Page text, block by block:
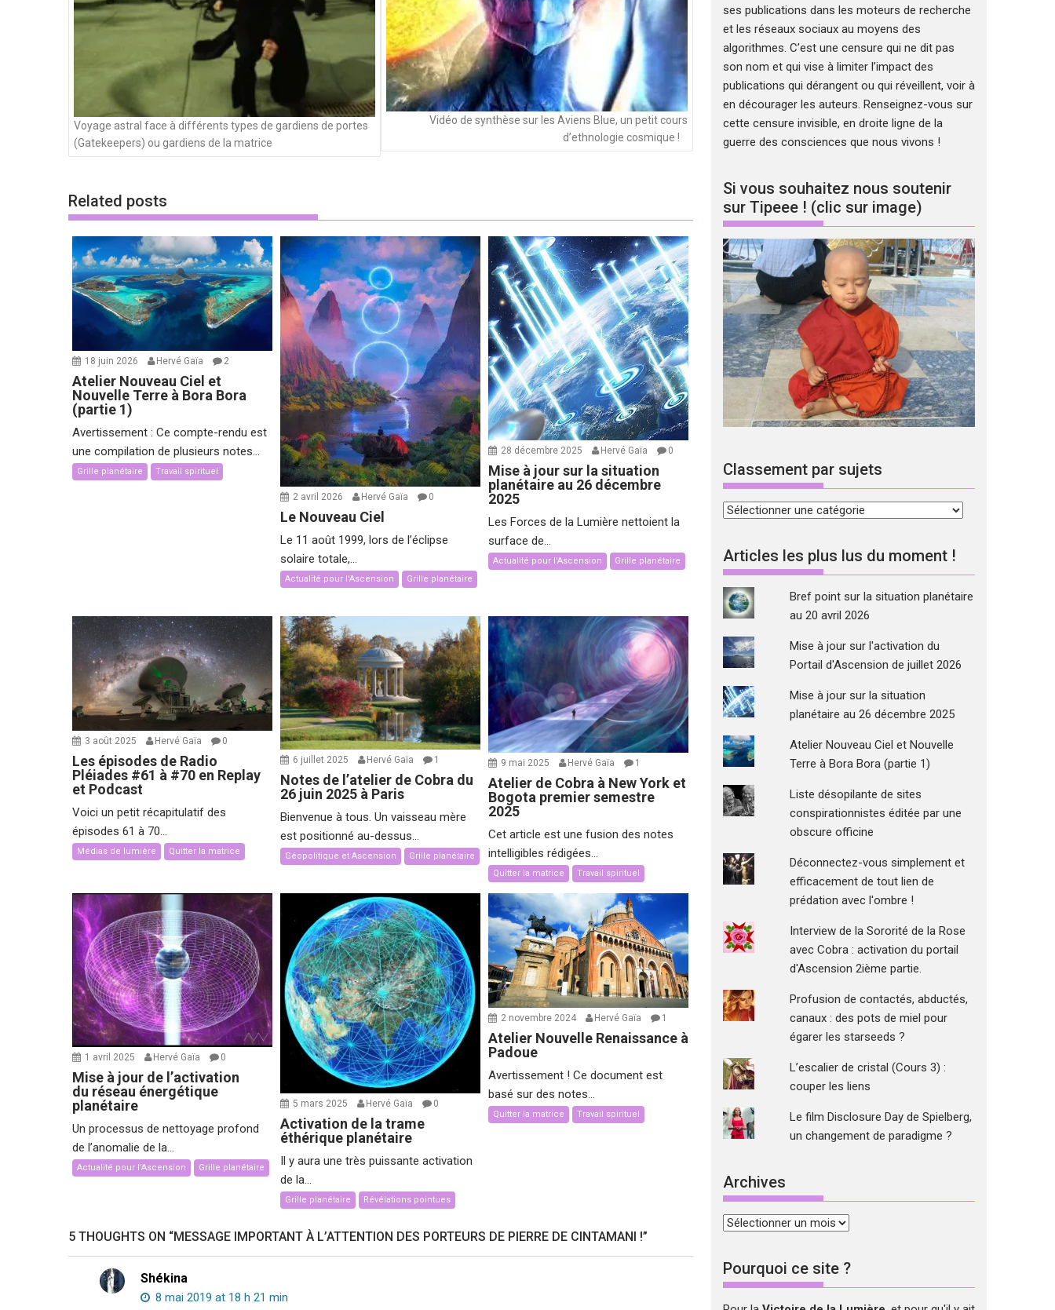
Voyage astral face à différents types de gardiens de portes
(Gatekeepers) ou gardiens de la matrice
Vidéo de synthèse sur les Aviens Blue, un petit cours
d’ethnologie cosmique !
Related posts
18 juin 2026 Hervé Gaïa 2
Atelier Nouveau Ciel et
Nouvelle Terre à Bora Bora
(partie 1)
Avertissement : Ce compte-rendu est
une compilation de plusieurs notes...
Grille planétaire Travail spirituel
2 avril 2026 Hervé Gaïa 0
Le Nouveau Ciel
Le 11 août 1999, lors de l’éclipse
solaire totale,...
Actualité pour l'Ascension Grille planétaire
28 décembre 2025 Hervé Gaïa 0
Mise à jour sur la situation
planétaire au 26 décembre
2025
Les Forces de la Lumière nettoient la
surface de...
Actualité pour l'Ascension Grille planétaire
3 août 2025 Hervé Gaïa 0
Les épisodes de Radio
Pléiades #61 à #70 en Replay
et Podcast
Voici un petit récapitulatif des
épisodes 61 à 70...
Médias de lumière Quitter la matrice
6 juillet 2025 Hervé Gaïa 1
Notes de l’atelier de Cobra du
26 juin 2025 à Paris
Bienvenue à tous. Un vaisseau mère
est positionné au-dessus...
Géopolitique et Ascension Grille planétaire
9 mai 2025 Hervé Gaïa 1
Atelier de Cobra à New York et
Bogota premier semestre
2025
Cet article est une fusion des notes
intelligibles rédigées...
Quitter la matrice Travail spirituel
1 avril 2025 Hervé Gaïa 0
Mise à jour de l’activation
du réseau énergétique
planétaire
Un processus de nettoyage profond
de l’anomalie de la...
Actualité pour l'Ascension Grille planétaire
5 mars 2025 Hervé Gaïa 0
Activation de la trame
éthérique planétaire
Il y aura une très puissante activation
de la...
Grille planétaire Révélations pointues
2 novembre 2024 Hervé Gaïa 1
Atelier Nouvelle Renaissance à
Padoue
Avertissement ! Ce document est
basé sur des notes...
Quitter la matrice Travail spirituel
5 THOUGHTS ON “MESSAGE IMPORTANT À L’ATTENTION DES PORTEURS DE PIERRE DE CINTAMANI !”
Shékina
8 mai 2019 at 18 h 21 min
ses publications dans les moteurs de recherche
et les réseaux sociaux au moyens des
algorithmes. C’est une censure qui ne dit pas
son nom et qui vise à limiter l’impact des
publications qui dérangent ou qui réveillent, voir à
en décourager les auteurs. Renseignez-vous sur
cette censure invisible, en droite ligne de la
guerre des consciences que nous vivons !
Si vous souhaitez nous soutenir
sur Tipeee ! (clic sur image)
Classement par sujets
Classement
sujets
Articles les plus lus du moment !
Bref point sur la situation planétaire
au 20 avril 2026
Mise à jour sur l'activation du
Portail d'Ascension de juillet 2026
Mise à jour sur la situation
planétaire au 26 décembre 2025
Atelier Nouveau Ciel et Nouvelle
Terre à Bora Bora (partie 1)
Liste désopilante de sites
conspirationnistes éditée par une
obscure officine
Déconnectez-vous simplement et
efficacement de tout lien de
prédation avec l'ombre !
Interview de la Sororité de la Rose
avec Cobra : activation du portail
d'Ascension 2ième partie.
Profusion de contactés, abductés,
canaux : des pots de miel pour
égarer les starseeds ?
L’escalier de cristal (Cours 3) :
couper les liens
Le film Disclosure Day de Spielberg,
un changement de paradigme ?
Archives
Archives
Pourquoi ce site ?